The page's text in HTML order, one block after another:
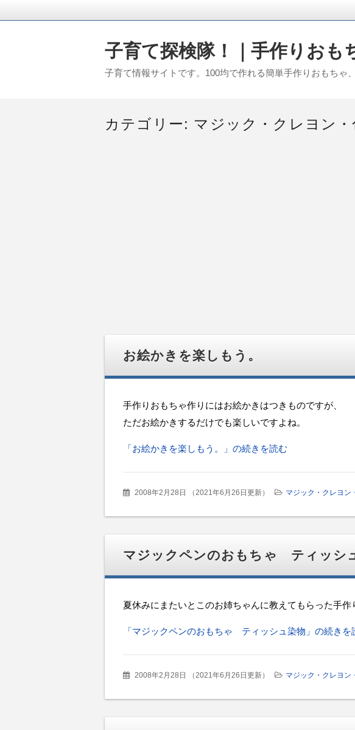
子育て探検隊！｜手作りおも
子育て情報サイトです。100均で作れる簡単手作りおもちゃ
カテゴリー: マジック・クレヨン・
お絵かきを楽しもう。
手作りおもちゃ作りにはお絵かきはつきものですが、
ただお絵かきするだけでも楽しいですよね。
「お絵かきを楽しもう。」の続きを読む
2008年2月28日 （2021年6月26日更新） マジック・クレヨン
マジックペンのおもちゃ ティッシ
夏休みにまたいとこのお姉ちゃんに教えてもらった手作
「マジックペンのおもちゃ ティッシュ染物」の続きを
2008年2月28日 （2021年6月26日更新） マジック・クレヨン